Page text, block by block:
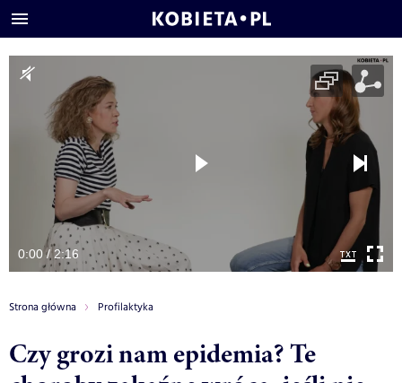
0:00 / 2:16
Strona główna Profilaktyka
Czy grozi nam epidemia? Te